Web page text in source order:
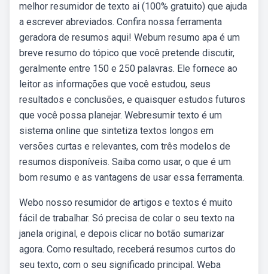
melhor resumidor de texto ai (100% gratuito) que ajuda
a escrever abreviados. Confira nossa ferramenta
geradora de resumos aqui! Webum resumo apa é um
breve resumo do tópico que você pretende discutir,
geralmente entre 150 e 250 palavras. Ele fornece ao
leitor as informações que você estudou, seus
resultados e conclusões, e quaisquer estudos futuros
que você possa planejar. Webresumir texto é um
sistema online que sintetiza textos longos em
versões curtas e relevantes, com três modelos de
resumos disponíveis. Saiba como usar, o que é um
bom resumo e as vantagens de usar essa ferramenta.
Webo nosso resumidor de artigos e textos é muito
fácil de trabalhar. Só precisa de colar o seu texto na
janela original, e depois clicar no botão sumarizar
agora. Como resultado, receberá resumos curtos do
seu texto, com o seu significado principal. Weba